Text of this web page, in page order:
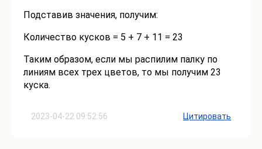
2023-04-22 09:52:56
Подставив значения, получим:
Количество кусков = 5 + 7 + 11 = 23
Таким образом, если мы распилим палку по
линиям всех трех цветов, то мы получим 23
куска.
Цитировать